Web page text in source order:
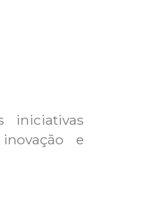
iniciativas
e